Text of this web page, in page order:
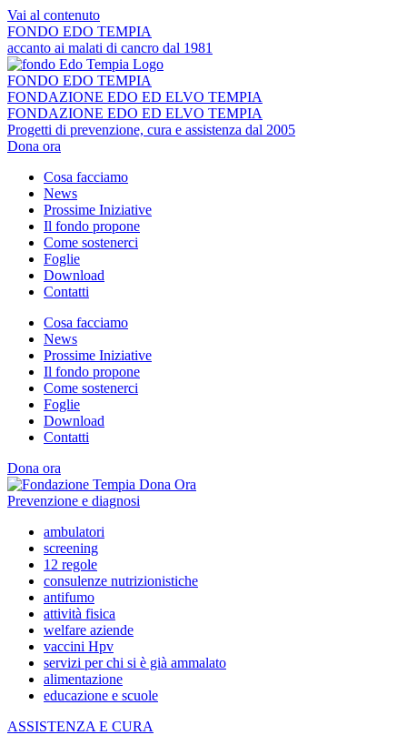
Vai al contenuto
FONDO EDO TEMPIA
accanto ai malati di cancro dal 1981
FONDO EDO TEMPIA
FONDAZIONE EDO ED ELVO TEMPIA
FONDAZIONE EDO ED ELVO TEMPIA
Progetti di prevenzione, cura e assistenza dal 2005
Dona ora
Cosa facciamo
News
Prossime Iniziative
Il fondo propone
Come sostenerci
Foglie
Download
Contatti
Cosa facciamo
News
Prossime Iniziative
Il fondo propone
Come sostenerci
Foglie
Download
Contatti
Dona ora
Prevenzione e diagnosi
ambulatori
screening
12 regole
consulenze nutrizionistiche
antifumo
attività fisica
welfare aziende
vaccini Hpv
servizi per chi si è già ammalato
alimentazione
educazione e scuole
ASSISTENZA E CURA